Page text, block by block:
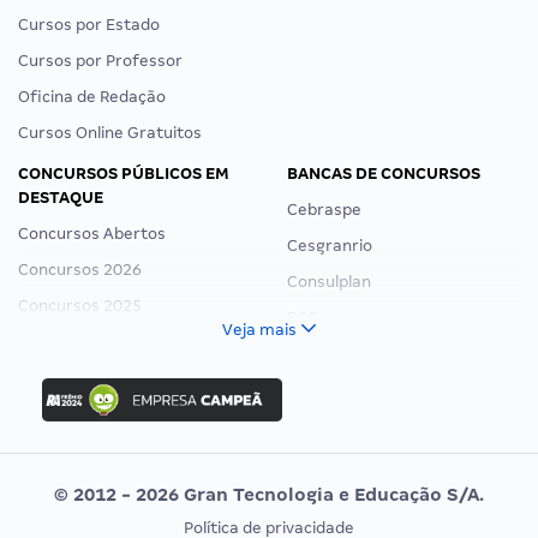
Cursos por Estado
Cursos por Professor
Oficina de Redação
Cursos Online Gratuitos
CONCURSOS PÚBLICOS EM
DESTAQUE
Concursos Abertos
Concursos 2026
Concursos 2025
Concurso Nacional Unificado
Concurso Ibama
Concurso MPU
Editais publicados
BANCAS DE CONCURSOS
Cebraspe
Cesgranrio
Consulplan
Vunesp
Veja mais
© 2012 - 2026 Gran Tecnologia e Educação S/A.
Política de privacidade